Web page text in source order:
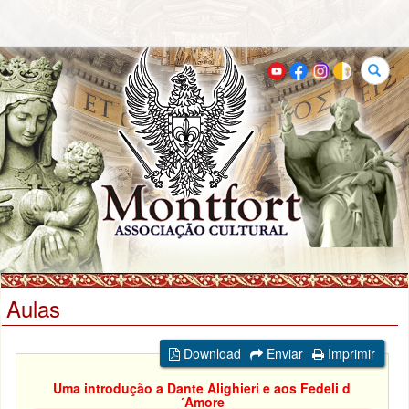
Buscar
Aulas
Download Enviar
Imprimir
Uma introdução a Dante Alighieri e aos Fedeli d
´Amore